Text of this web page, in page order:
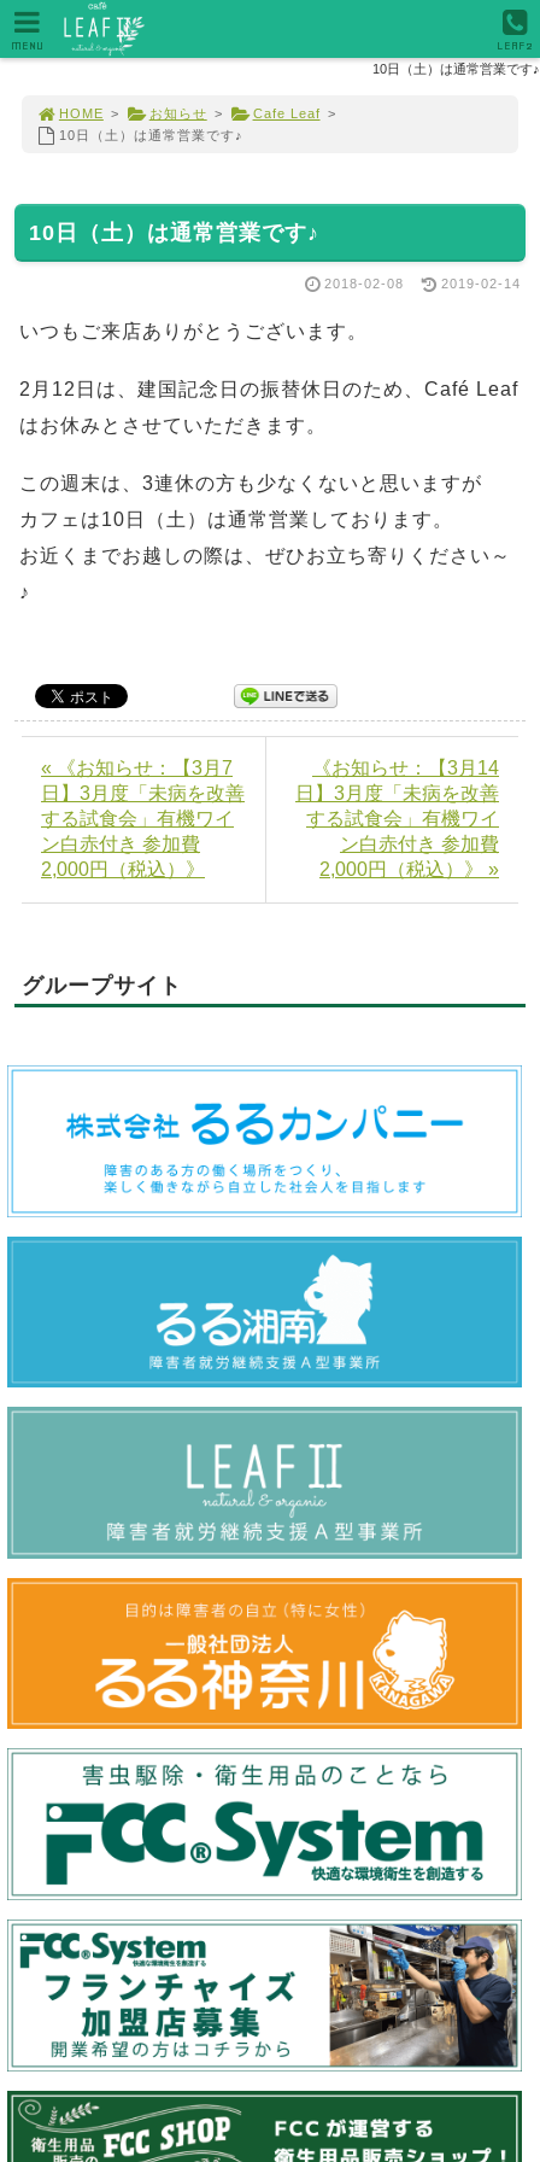
10日（土）は通常営業です♪
HOME > お知らせ > Cafe Leaf >
10日（土）は通常営業です♪
10日（土）は通常営業です♪
2018-02-08 2019-02-14
いつもご来店ありがとうございます。
2月12日は、建国記念日の振替休日のため、Café Leaf
はお休みとさせていただきます。
この週末は、3連休の方も少なくないと思いますが
カフェは10日（土）は通常営業しております。
お近くまでお越しの際は、ぜひお立ち寄りください～
♪
« 《お知らせ：【3月7
日】3月度「未病を改善
する試食会」有機ワイ
ン白赤付き 参加費
2,000円（税込）》
《お知らせ：【3月14
日】3月度「未病を改善
する試食会」有機ワイ
ン白赤付き 参加費
2,000円（税込）》 »
グループサイト
MENU LEAF2